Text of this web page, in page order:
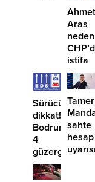
Ahmet
Aras
neden
istifa
Sürücüler
dikkat!
Bodrum’da
4
güzergahta
EDS
başlıyor
Tamer
sahte
hesap